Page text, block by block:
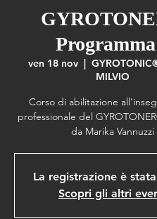
ven 18 nov
  |
MILVIO
Corso di abilitazione
professionale del
da Marika Vannuzzi
La registrazione è
Scopri gli altri